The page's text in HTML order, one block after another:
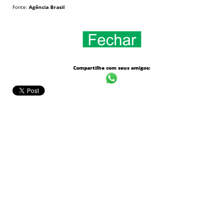
Fonte: Agência Brasil
Compartilhe com seus amigos: